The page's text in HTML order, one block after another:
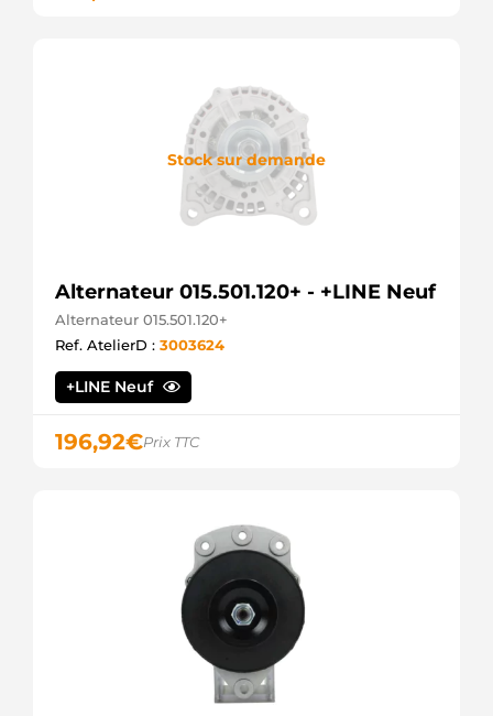
Stock sur demande
Alternateur 015.501.120+ - +LINE Neuf
Alternateur 015.501.120+
Ref. AtelierD : 3003624
+LINE Neuf
196,92€Prix TTC